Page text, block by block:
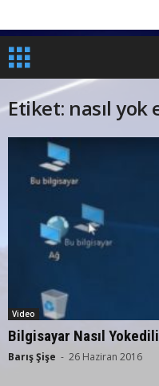
Etiket: nasıl yok
Video
Bilgisayar Nasıl
Barış Şişe - 26 Haziran 2016